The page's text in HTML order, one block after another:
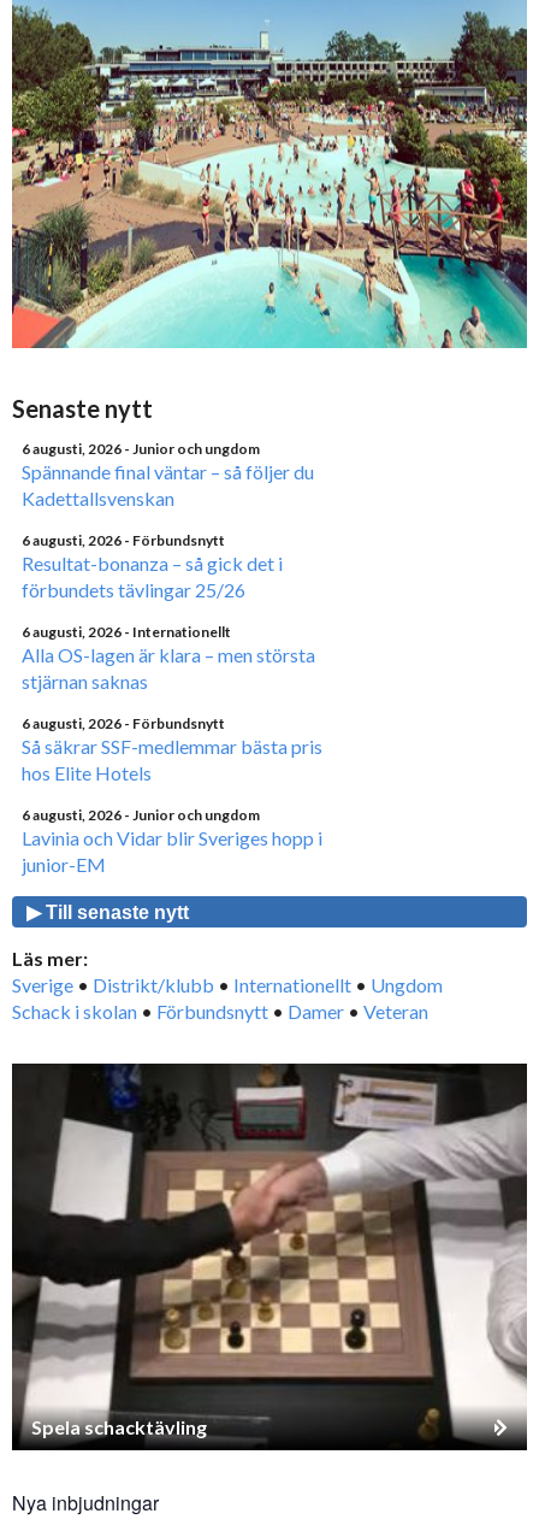
Senaste nytt
6 augusti, 2026 - Junior och ungdom
Spännande final väntar – så följer du
Kadettallsvenskan
6 augusti, 2026 - Förbundsnytt
Resultat-bonanza – så gick det i
förbundets tävlingar 25/26
6 augusti, 2026 - Internationellt
Alla OS-lagen är klara – men största
stjärnan saknas
6 augusti, 2026 - Förbundsnytt
Så säkrar SSF-medlemmar bästa pris
hos Elite Hotels
6 augusti, 2026 - Junior och ungdom
Lavinia och Vidar blir Sveriges hopp i
junior-EM
▶ Till senaste nytt
Läs mer:
Sverige • Distrikt/klubb • Internationellt • Ungdom
Schack i skolan • Förbundsnytt • Damer • Veteran
Spela schacktävling
Nya inbjudningar